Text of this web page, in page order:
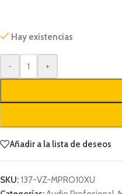
Hay existencias
- +
Añadir a la lista de deseos
SKU: 137-VZ-MPRO10XU